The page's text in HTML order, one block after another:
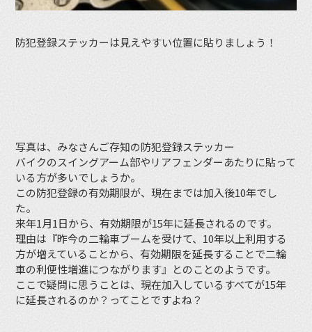
防犯登録ステッカーは見えやすい位置に貼りましょう！
写真は、みなさんご存知の防犯登録ステッカー
バイクのスイングアーム部やリアフェンダーあたりに貼って
いる方が多いでしょうか。
この防犯登録の有効期限が、現在までは加入後10年でし
た。
来年1月1日から、有効期限が15年に延長されるのです。
理由は『昨今の二輪車ブームを受けて、10年以上利用する
方が増えていることから、有効期限を延長することで二輪
車の利便性増進につながります』とのことのようです。
ここで疑問に思うことは、現在加入しているすべてが15年
に延長されるのか？ってことですよね？